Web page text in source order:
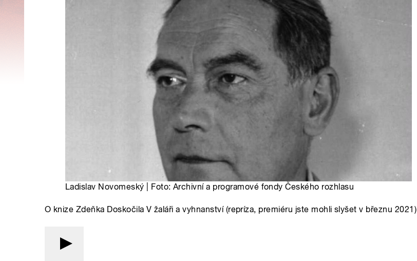
Ladislav Novomeský | Foto: Archivní a programové fondy Českého rozhlasu
O knize Zdeňka Doskočila V žaláři a vyhnanství (repríza, premiéru jste mohli slyšet v březnu 2021)